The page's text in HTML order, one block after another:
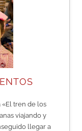
tren de los
viajando y
llegar a